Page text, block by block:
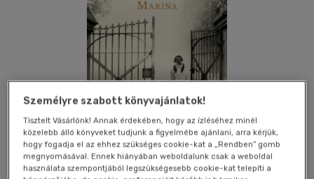
Személyre szabott könyvajánlatok!
Tisztelt Vásárlónk! Annak érdekében, hogy az ízléséhez minél
közelebb álló könyveket tudjunk a figyelmébe ajánlani, arra kérjük,
hogy fogadja el az ehhez szükséges cookie-kat a „Rendben” gomb
megnyomásával. Ennek hiányában weboldalunk csak a weboldal
használata szempontjából legszükségesebb cookie-kat telepíti a